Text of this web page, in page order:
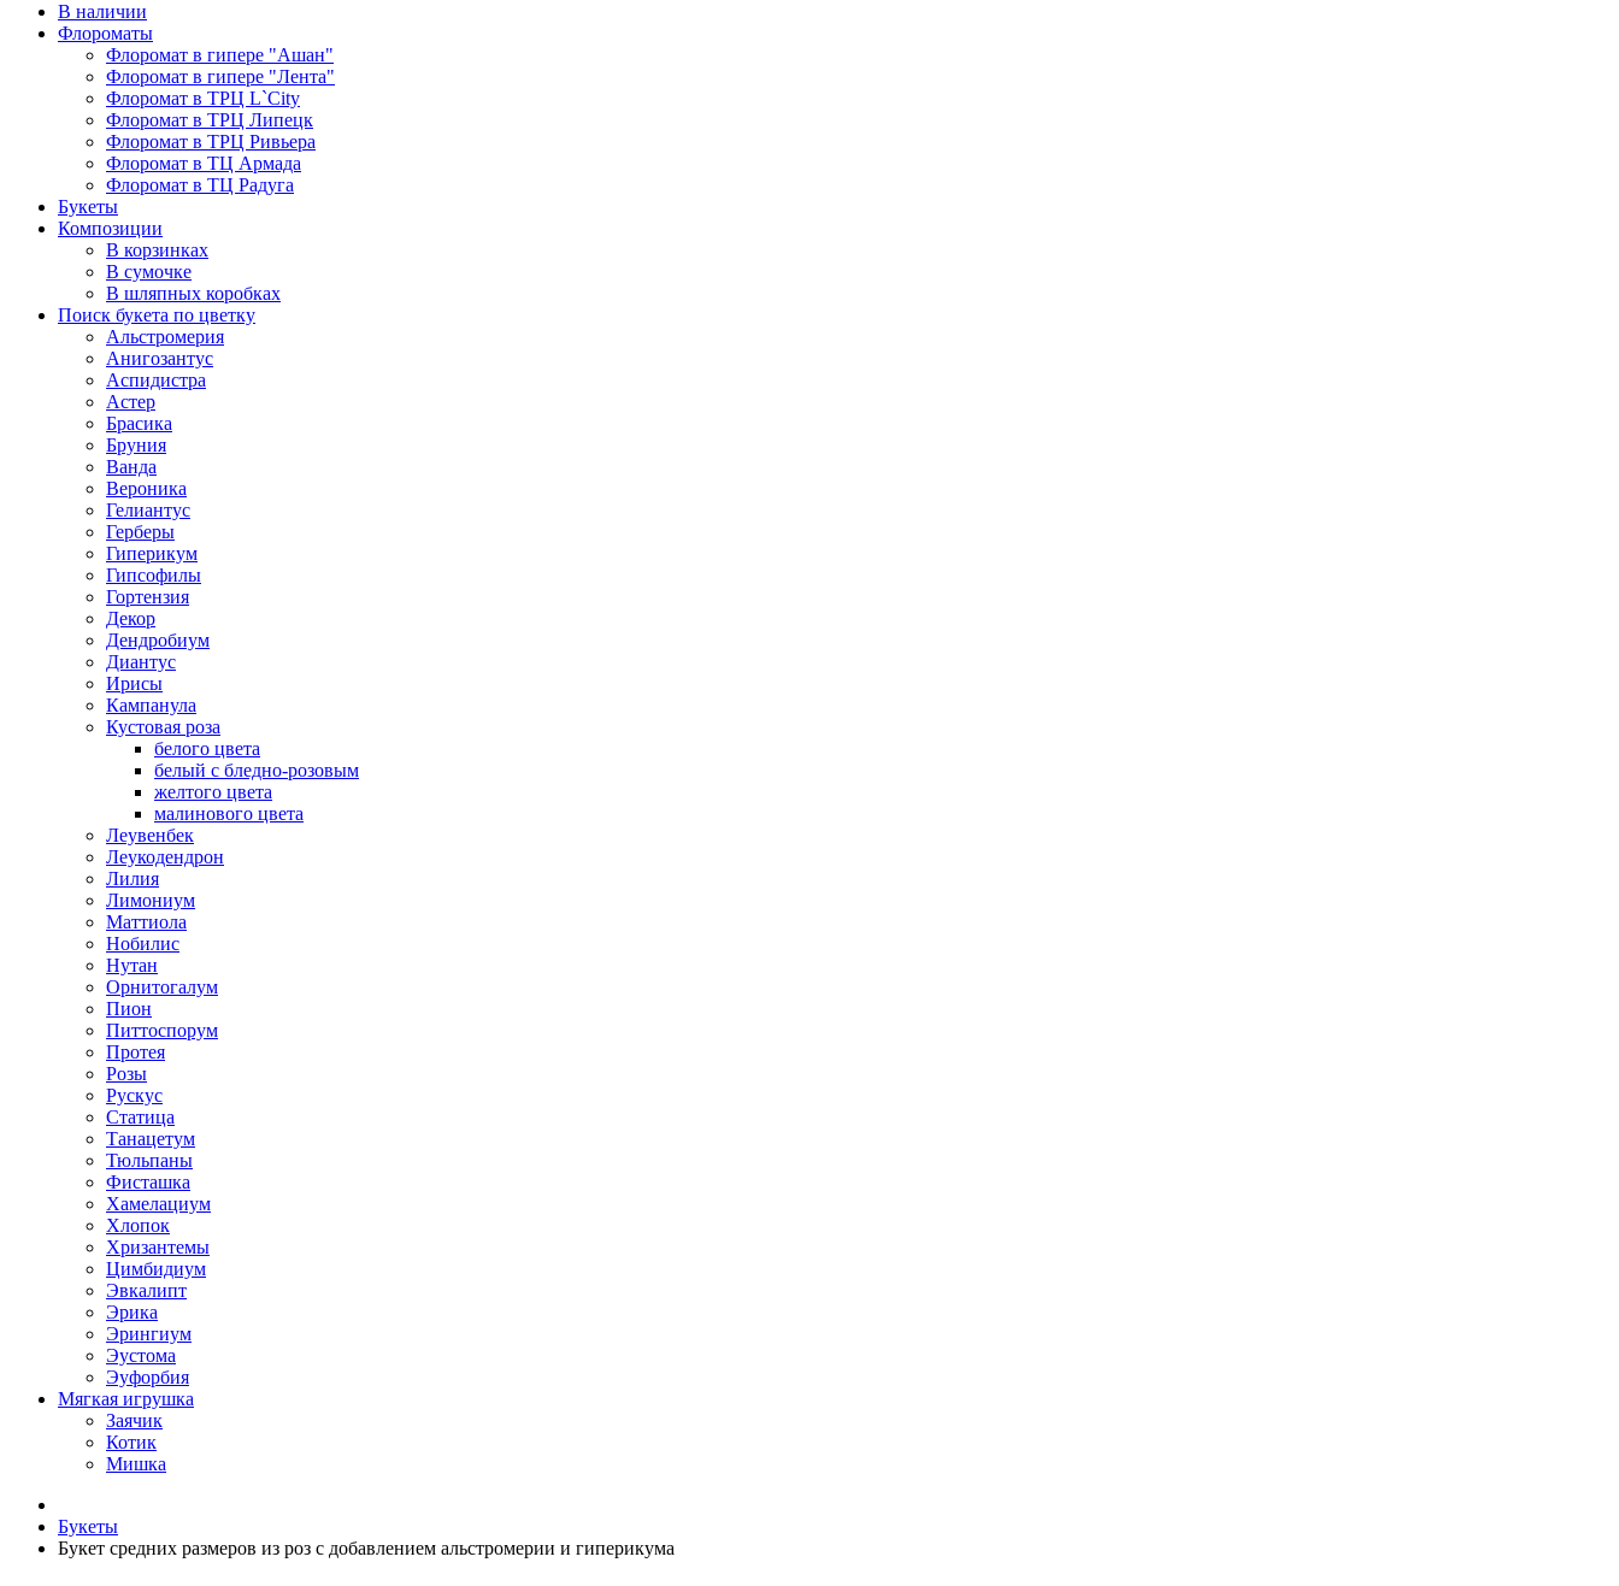
В наличии
Флороматы
Флоромат в гипере "Ашан"
Флоромат в гипере "Лента"
Флоромат в ТРЦ L`City
Флоромат в ТРЦ Липецк
Флоромат в ТРЦ Ривьера
Флоромат в ТЦ Армада
Флоромат в ТЦ Радуга
Букеты
Композиции
В корзинках
В сумочке
В шляпных коробках
Поиск букета по цветку
Альстромерия
Анигозантус
Аспидистра
Астер
Брасика
Бруния
Ванда
Вероника
Гелиантус
Герберы
Гиперикум
Гипсофилы
Гортензия
Декор
Дендробиум
Диантус
Ирисы
Кампанула
Кустовая роза
белого цвета
белый с бледно-розовым
желтого цвета
малинового цвета
Леувенбек
Леукодендрон
Лилия
Лимониум
Маттиола
Нобилис
Нутан
Орнитогалум
Пион
Питтоспорум
Протея
Розы
Рускус
Статица
Танацетум
Тюльпаны
Фисташка
Хамелациум
Хлопок
Хризантемы
Цимбидиум
Эвкалипт
Эрика
Эрингиум
Эустома
Эуфорбия
Мягкая игрушка
Заячик
Котик
Мишка
Букеты
Букет средних размеров из роз c добавлением альстромерии и гиперикума